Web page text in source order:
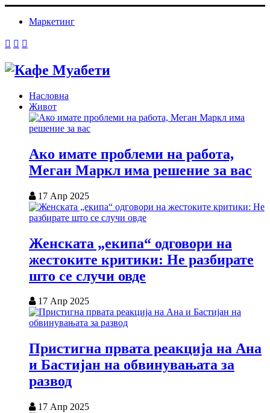
Маркетинг
Насловна
Живот
Ако имате проблеми на работа,
Меган Маркл има решение за вас
17 Апр 2025
Женската „екипа“ одговори на
жестоките критики: Не разбирате
што се случи овде
17 Апр 2025
Пристигна првата реакција на Ана
и Бастијан на обвинувањата за
развод
17 Апр 2025